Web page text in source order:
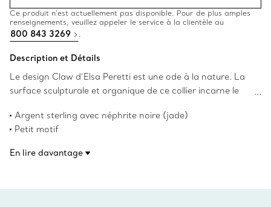
Ce produit n’est actuellement pas disponible. Pour de plus amples
renseignements, veuillez appeler le service à la clientèle au
800 843 3269 .
Description et Détails
Le design Claw d’Elsa Peretti est une ode à la nature. La
surface sculpturale et organique de ce collier incarne le
au caractère tactile et irrésistible qui nous rappellent la
beauté inhérente de la nature. Portez cette pièce
seule ou avec des colliers de différentes longueurs pour
Argent sterling avec néphrite noire (jade)
Petit motif
Les droits d’auteur sur les designs originaux sont détenus
En lire davantage